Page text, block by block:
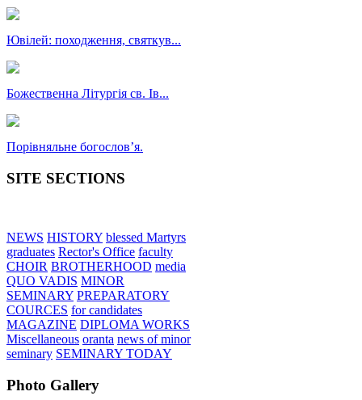
Ювілей: походження, святкув...
Божественна Літургія св. Ів...
Порівняльне богословʼя.
SITE SECTIONS
NEWS HISTORY blessed Martyrs
graduates Rector's Office faculty
CHOIR BROTHERHOOD media
QUO VADIS MINOR
SEMINARY PREPARATORY
COURCES for candidates
MAGAZINE DIPLOMA WORKS
Miscellaneous oranta news of minor
seminary SEMINARY TODAY
Photo Gallery